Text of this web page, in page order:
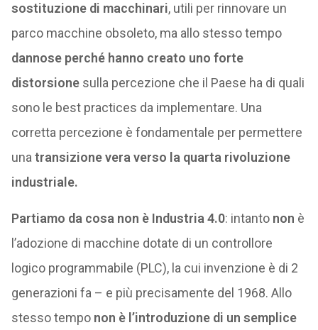
sostituzione di macchinari, utili per rinnovare un
parco macchine obsoleto, ma allo stesso tempo
dannose perché hanno creato uno forte
distorsionesulla percezione che il Paese ha di quali
sono le best practices da implementare. Una
corretta percezione è fondamentale per permettere
una transizione vera verso la quarta rivoluzione
industriale.
Partiamo da cosa non è Industria 4.0: intanto non è
l’adozione di macchine dotate di un controllore
logico programmabile (PLC), la cui invenzione è di 2
generazioni fa – e più precisamente del 1968. Allo
stesso temponon è l’introduzione di un semplice